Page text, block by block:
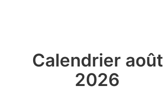
Calendrier août
2026